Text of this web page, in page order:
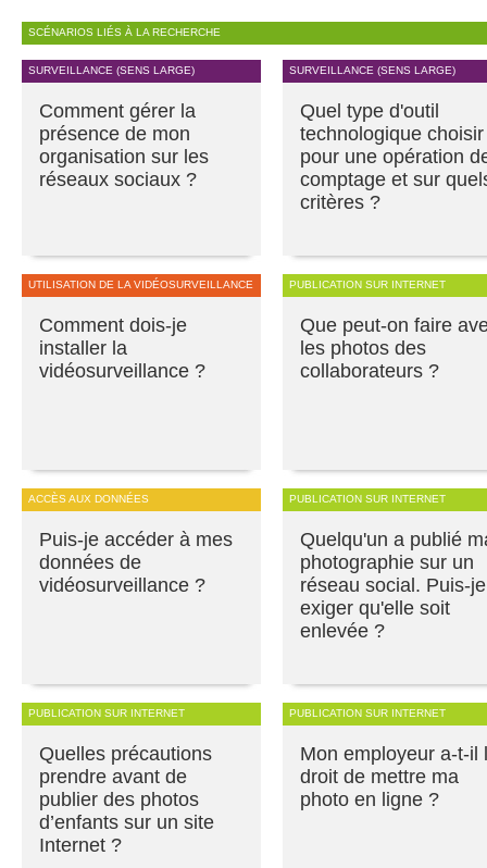
SCÉNARIOS LIÉS À LA RECHERCHE
SURVEILLANCE (SENS LARGE)
Comment gérer la
présence de mon
organisation sur les
réseaux sociaux ?
SURVEILLANCE (SENS LARGE)
Quel type d'outil
technologique choisir
pour une opération
comptage et sur
critères ?
UTILISATION DE LA VIDÉOSURVEILLANCE
Comment dois-je
installer la
vidéosurveillance ?
PUBLICATION SUR INTERNET
Que peut-on faire
les photos des
collaborateurs ?
ACCÈS AUX DONNÉES
Puis-je accéder à mes
données de
vidéosurveillance ?
PUBLICATION SUR INTERNET
Quelqu'un a publié
photographie sur un
réseau social. Puis-je
exiger qu'elle soit
enlevée ?
PUBLICATION SUR INTERNET
Quelles précautions
prendre avant de
publier des photos
d’enfants sur un site
Internet ?
PUBLICATION SUR INTERNET
Mon employeur a-t-il
droit de mettre ma
photo en ligne ?